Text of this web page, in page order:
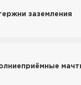
заземления